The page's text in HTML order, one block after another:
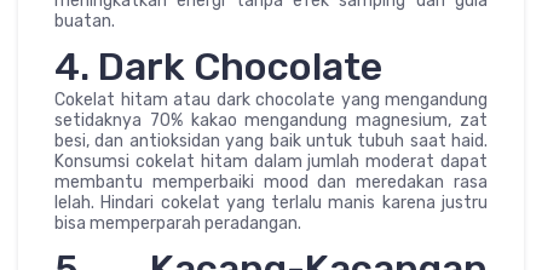
buatan.
4. Dark Chocolate
Cokelat hitam atau dark chocolate yang mengandung
setidaknya 70% kakao mengandung magnesium, zat
besi, dan antioksidan yang baik untuk tubuh saat haid.
Konsumsi cokelat hitam dalam jumlah moderat dapat
membantu memperbaiki mood dan meredakan rasa
lelah. Hindari cokelat yang terlalu manis karena justru
bisa memperparah peradangan.